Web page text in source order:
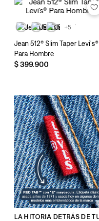
+5
Jean 512® Slim Taper Levi's®
Para Hombre
$399.900
LA HITORIA DETRÁS DE